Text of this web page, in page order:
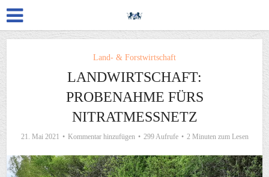
Land- & Forstwirtschaft
LANDWIRTSCHAFT:
PROBENAHME FÜRS
NITRATMESSNETZ
21. Mai 2021 Kommentar hinzufügen 299 Aufrufe 2 Minuten zum Lesen